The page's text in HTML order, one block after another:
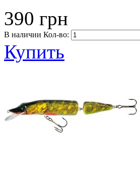
390 грн
В наличии Кол-во:
Купить